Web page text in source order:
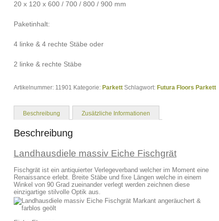
20 x 120 x 600 / 700 / 800 / 900 mm
Paketinhalt:
4 linke & 4 rechte Stäbe oder
2 linke & rechte Stäbe
Artikelnummer: 11901 Kategorie: Parkett Schlagwort: Futura Floors Parkett
Beschreibung Zusätzliche Informationen
Beschreibung
Landhausdiele massiv Eiche Fischgrät
Fischgrät ist ein antiquierter Verlegeverband welcher im Moment eine
Renaissance erlebt. Breite Stäbe und fixe Längen welche in einem
Winkel von 90 Grad zueinander verlegt werden zeichnen diese
einzigartige stilvolle Optik aus.